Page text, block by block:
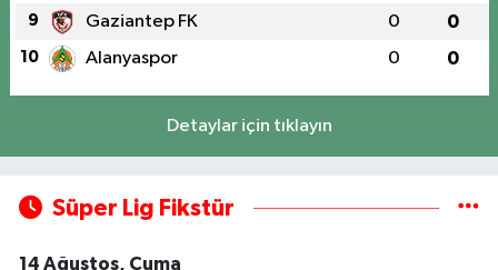
9 Gaziantep FK 0 0
10 Alanyaspor 0 0
Detaylar için tıklayın
Süper Lig Fikstür
14 Ağustos, Cuma